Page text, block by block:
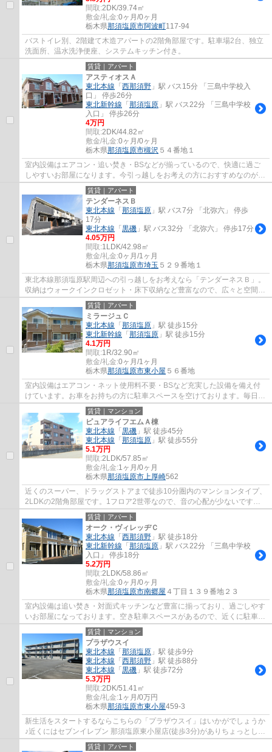
間取:2DK/39.74㎡
敷金/礼金:0ヶ月/0ヶ月
栃木県那須塩原市阿波町117-94
バストイレ別、2階建て木造アパートの2階角部屋です。駐車場2台、独立
洗面所、温水洗浄便座、システムキッチン付き。
賃貸｜アパート
アスティオスＡ
東北本線 「 西那須野 」駅 バス15分 「三島中学校入
口」 停歩26分
東北新幹線 「 那須塩原 」駅 バス22分 「三島中学校
入口」 停歩26分
4万円
間取:2DK/44.82㎡
敷金/礼金:0ヶ月/0ヶ月
栃木県那須塩原市槻沢 ５４番地１
室内設備はエアコン・追い焚き・BSなどが揃っているので、快適に過ご
しやすいお部屋になります。今引っ越しをお考えの方におすすめなのが、
こちらのアパートです。新しい日々を送るに...
賃貸｜アパート
テンダーネスＢ
東北本線 「 那須塩原 」駅 バス7分 「北弥六」 停歩
17分
東北本線 「 黒磯 」駅 バス32分 「北弥六」 停歩17分
4.05万円
間取:1LDK/42.98㎡
敷金/礼金:0ヶ月/1ヶ月
栃木県那須塩原市埼玉 ５２９番地１
東北本線那須塩原駅周辺への引っ越しをお考えなら「テンダーネスＢ」。
収納はウォークインクロゼット・床下収納など豊富なので、広々と空間を
利用することも可能です。カード決済であ...
賃貸｜アパート
ミラージュＣ
東北本線 「 那須塩原 」駅 徒歩15分
東北新幹線 「 那須塩原 」駅 徒歩15分
4.1万円
間取:1R/32.90㎡
敷金/礼金:0ヶ月/1ヶ月
栃木県那須塩原市東小屋 ５６番地
室内設備はエアコン・ネット使用料不要・BSなど充実した設備を備え付
けています。お車をお持ちの方に駐車スペースを空けております。毎日浴
槽に浸かるなら、追い焚き機能で水道代を節...
賃貸｜マンション
ピュアライフエムＡ棟
東北本線 「 黒磯 」駅 徒歩45分
東北本線 「 那須塩原 」駅 徒歩55分
5.1万円
間取:2LDK/57.85㎡
敷金/礼金:1ヶ月/0ヶ月
栃木県那須塩原市上厚崎562
近くのスーパー、ドラッグストアまで徒歩10分圏内のマンションタイプ、
2LDKの2階角部屋です。1フロア2世帯なので、音の心配が少ないです。
駐車場も2台付なので、新たに契約する必要が...
賃貸｜アパート
オーク・ヴィレッヂＣ
東北本線 「 西那須野 」駅 徒歩18分
東北新幹線 「 那須塩原 」駅 バス22分 「三島中学校
入口」 停歩18分
5.2万円
間取:2LDK/58.86㎡
敷金/礼金:0ヶ月/0ヶ月
栃木県那須塩原市南郷屋 ４丁目１３９番地２３
室内設備は追い焚き・対面式キッチンなど豊富に揃っており、過ごしやす
いお部屋になっております。空き駐車スペースがあるので、近くに駐車す
ることができます。58.86平米のお部屋です...
賃貸｜マンション
プラザウスイ
東北本線 「 那須塩原 」駅 徒歩9分
東北本線 「 西那須野 」駅 徒歩88分
東北本線 「 黒磯 」駅 徒歩72分
5.3万円
間取:2DK/51.41㎡
敷金/礼金:1ヶ月/0万円
栃木県那須塩原市東小屋459-3
新生活をスタートするならこちらの「プラザウスイ」はいかがでしょうか
♪近くにはセブンイレブン 那須塩原東小屋店(徒歩3分)がありちょっとした
買い物に便利です♪新生活があなたを待っ...
賃貸｜アパート